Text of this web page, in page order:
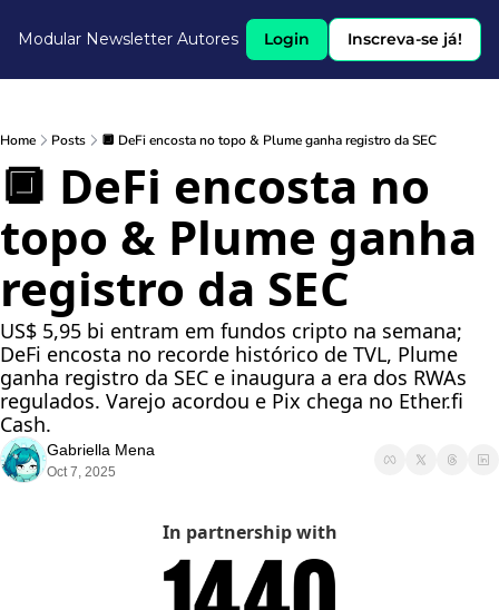
Modular Newsletter Autores Login Inscreva-se já!
Home Posts 🔲 DeFi encosta no topo & Plume ganha registro da SEC
🔲 DeFi encosta no
topo & Plume ganha
registro da SEC
US$ 5,95 bi entram em fundos cripto na semana;
DeFi encosta no recorde histórico de TVL, Plume
ganha registro da SEC e inaugura a era dos RWAs
regulados. Varejo acordou e Pix chega no Ether.fi
Cash.
Gabriella Mena
Oct 7, 2025
In partnership with